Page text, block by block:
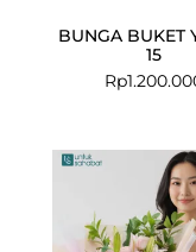
BUNGA BUKET
15
Rp